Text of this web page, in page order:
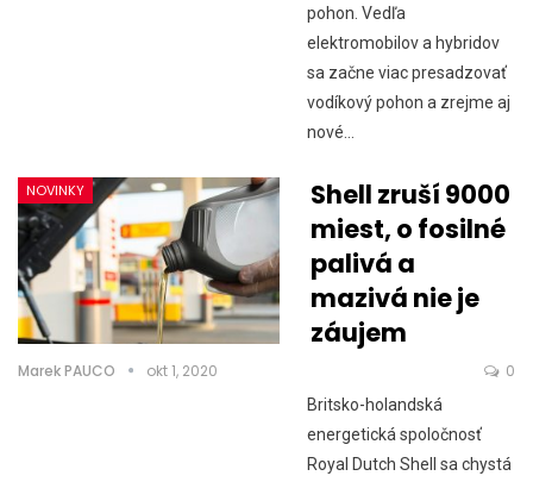
pohon. Vedľa
elektromobilov a hybridov
sa začne viac presadzovať
vodíkový pohon a zrejme aj
nové…
NOVINKY
Shell zruší 9000
miest, o fosilné
palivá a
mazivá nie je
záujem
Marek PAUCO okt 1, 2020 0
Britsko-holandská
energetická spoločnosť
Royal Dutch Shell sa chystá